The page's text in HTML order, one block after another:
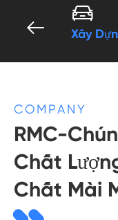


Xây
COMPANY
RMC-
Chất
Chất Mài